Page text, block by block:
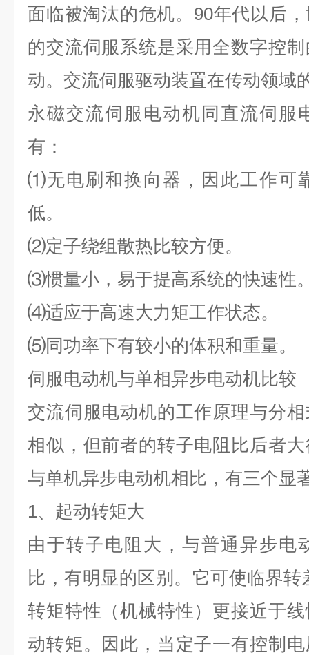
面临被淘汰的危机。 90年代以后
的交流伺服系统是采用全数字控
动。交流伺服驱动装置在传动领域
永磁交流伺服电动机同直流伺服
有：
⑴无电刷和换向器，因此工作可
低。
⑵定子绕组散热比较方便。
⑶惯量小，易于提高系统的快速性
⑷适应于高速大力矩工作状态。
⑸同功率下有较小的体积和重量。
伺服电动机与单相异步电动机比较
交流伺服电动机的工作原理与分
相似，但前者的转子电阻比后者
与单机异步电动机相比，有三个显
1、起动转矩大
由于转子电阻大，与普通异步电
比，有明显的区别。它可使临界转
转矩特性（机械特性）更接近于
动转矩。因此，当定子一有控制